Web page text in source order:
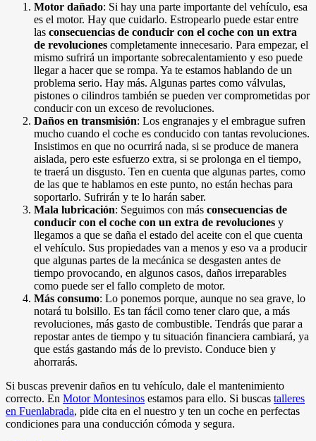
Motor dañado: Si hay una parte importante del vehículo, esa
es el motor. Hay que cuidarlo. Estropearlo puede estar entre
las consecuencias de conducir con el coche con un extra
de revoluciones completamente innecesario. Para empezar, el
mismo sufrirá un importante sobrecalentamiento y eso puede
llegar a hacer que se rompa. Ya te estamos hablando de un
problema serio. Hay más. Algunas partes como válvulas,
pistones o cilindros también se pueden ver comprometidas por
conducir con un exceso de revoluciones.
Daños en transmisión: Los engranajes y el embrague sufren
mucho cuando el coche es conducido con tantas revoluciones.
Insistimos en que no ocurrirá nada, si se produce de manera
aislada, pero este esfuerzo extra, si se prolonga en el tiempo,
te traerá un disgusto. Ten en cuenta que algunas partes, como
de las que te hablamos en este punto, no están hechas para
soportarlo. Sufrirán y te lo harán saber.
Mala lubricación: Seguimos con más consecuencias de
conducir con el coche con un extra de revoluciones y
llegamos a que se daña el estado del aceite con el que cuenta
el vehículo. Sus propiedades van a menos y eso va a producir
que algunas partes de la mecánica se desgasten antes de
tiempo provocando, en algunos casos, daños irreparables
como puede ser el fallo completo de motor.
Más consumo: Lo ponemos porque, aunque no sea grave, lo
notará tu bolsillo. Es tan fácil como tener claro que, a más
revoluciones, más gasto de combustible. Tendrás que parar a
repostar antes de tiempo y tu situación financiera cambiará, ya
que estás gastando más de lo previsto. Conduce bien y
ahorrarás.
Si buscas prevenir daños en tu vehículo, dale el mantenimiento
correcto. En Motor Montesinos estamos para ello. Si buscas talleres
en Fuenlabrada, pide cita en el nuestro y ten un coche en perfectas
condiciones para una conducción cómoda y segura.